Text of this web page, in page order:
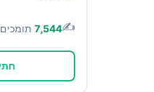
✍️
7,544 תומכים